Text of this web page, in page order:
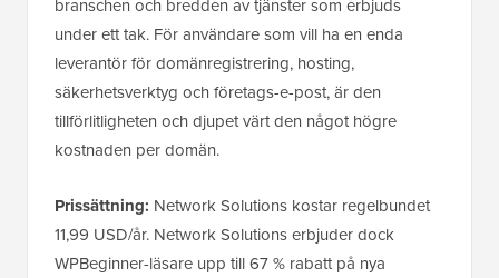
branschen och bredden av tjänster som erbjuds
under ett tak. För användare som vill ha en enda
leverantör för domänregistrering, hosting,
säkerhetsverktyg och företags-e-post, är den
tillförlitligheten och djupet värt den något högre
kostnaden per domän.
Prissättning: Network Solutions kostar regelbundet
11,99 USD/år. Network Solutions erbjuder dock
WPBeginner-läsare upp till 67 % rabatt på nya